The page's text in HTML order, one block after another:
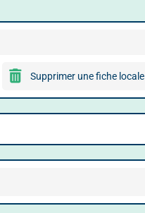
Supprimer une fiche locale